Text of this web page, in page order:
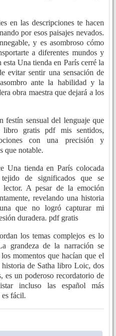
en las descripciones te hacen
por esos paisajes nevados.
y es asombroso cómo
a diferentes mundos y
Una tienda en París cerré la
evitar sentir una sensación de
ante la habilidad y la
obra maestra que dejará a los
festín sensual del lenguaje que
gratis pdf mis sentidos,
con una precisión y
que notable.
Una tienda en París colocada
de significados que se
lector. A pesar de la emoción
revelando una historia
que no logró capturar mi
duradera. pdf gratis
los temas complejos es lo
grandeza de la narración se
momentos que hacían que el
de Satha libro Loic, dos
es un poderoso recordatorio de
incluso las español más
es fácil.